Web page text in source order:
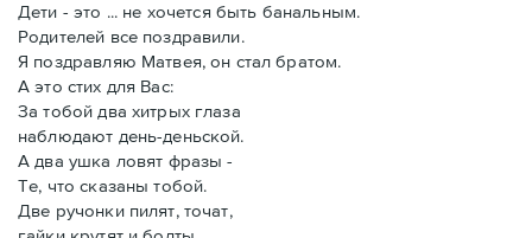
Дети - это ... не хочется быть банальным.
Родителей все поздравили.
Я поздравляю Матвея, он стал братом.
А это стих для Вас:
За тобой два хитрых глаза
наблюдают день-деньской.
А два ушка ловят фразы -
Те, что сказаны тобой.
Две ручонки пилят, точат,